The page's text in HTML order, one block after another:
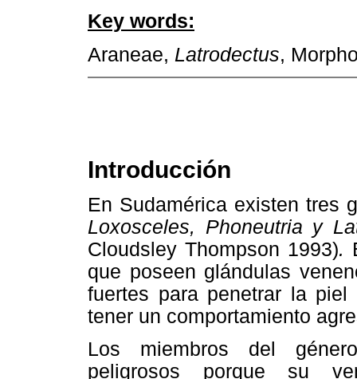
Key words:
Araneae, Latrodectus,
Introducción
En Sudamérica existen tres
Loxosceles, Phoneutria y
Cloudsley Thompson 1993).
que poseen glándulas
fuertes para penetrar la
tener un comportamiento
Los miembros del
peligrosos porque su